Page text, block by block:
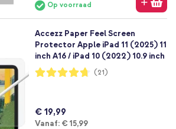
Op voorraad
Accezz Paper Feel Screen
Protector Apple iPad 11 (2025) 11
inch A16 / iPad 10 (2022) 10.9 inch
Waardering:
94%
(21)
€ 19,99
Vanaf: Vanaf
€ 15,99